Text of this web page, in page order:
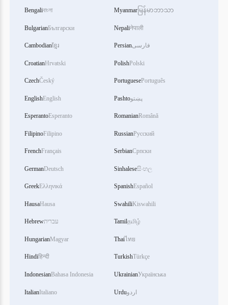
Bengaliবাংলা
BulgarianБългарски
Cambodianខ្មែរ
CroatianHrvatski
CzechČeský
EnglishEnglish
EsperantoEsperanto
FilipinoFilipino
FrenchFrançais
GermanDeutsch
GreekΕλληνικά
HausaHausa
Hebrewעברית
HungarianMagyar
Hindiहिन्दी
IndonesianBahasa Indonesia
ItalianItaliano
Myanmar မြန်မာဘာသာ
Nepaliनेपाली
Persianفارسی
PolishPolski
PortuguesePortuguês
Pashtoپښتو
RomanianRomână
RussianРусский
SerbianСрпски
Sinhaleseසිංහල
SpanishEspañol
SwahiliKiswahili
Tamilதமிழ்
Thaiไทย
TurkishTürkçe
UkrainianУкраїнська
Urduاردو